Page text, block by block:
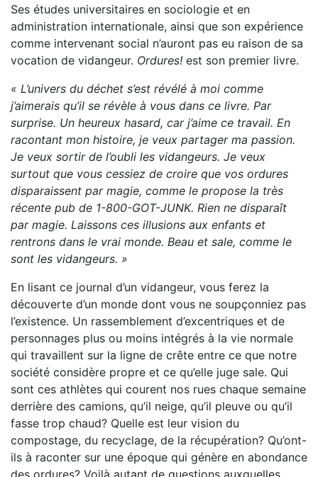
Ses études universitaires en sociologie et en
administration internationale, ainsi que son expérience
comme intervenant social n’auront pas eu raison de sa
vocation de vidangeur. Ordures! est son premier livre.
« L’univers du déchet s’est révélé à moi comme
j’aimerais qu’il se révèle à vous dans ce livre. Par
surprise. Un heureux hasard, car j’aime ce travail. En
racontant mon histoire, je veux partager ma passion.
Je veux sortir de l’oubli les vidangeurs. Je veux
surtout que vous cessiez de croire que vos ordures
disparaissent par magie, comme le propose la très
récente pub de 1-800-GOT-JUNK. Rien ne disparaît
par magie. Laissons ces illusions aux enfants et
rentrons dans le vrai monde. Beau et sale, comme le
sont les vidangeurs. »
En lisant ce journal d’un vidangeur, vous ferez la
découverte d’un monde dont vous ne soupçonniez pas
l’existence. Un rassemblement d’excentriques et de
personnages plus ou moins intégrés à la vie normale
qui travaillent sur la ligne de crête entre ce que notre
société considère propre et ce qu’elle juge sale. Qui
sont ces athlètes qui courent nos rues chaque semaine
derrière des camions, qu’il neige, qu’il pleuve ou qu’il
fasse trop chaud? Quelle est leur vision du
compostage, du recyclage, de la récupération? Qu’ont-
ils à raconter sur une époque qui génère en abondance
des ordures? Voilà autant de questions auxquelles